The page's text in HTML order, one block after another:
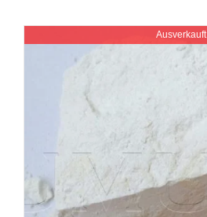
Ausverkauft